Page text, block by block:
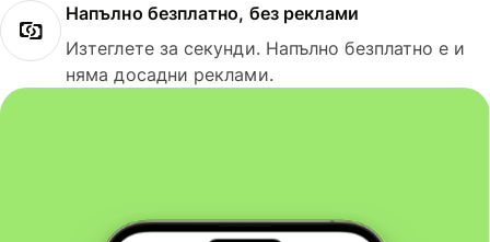
Напълно безплатно, без реклами
Изтеглете за секунди. Напълно безплатно е и
няма досадни реклами.